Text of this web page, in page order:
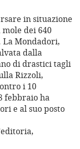
in situazione
dei 640
La Mondadori,
dalla
di drastici tagli
Rizzoli,
i 10
febbraio ha
e al suo posto